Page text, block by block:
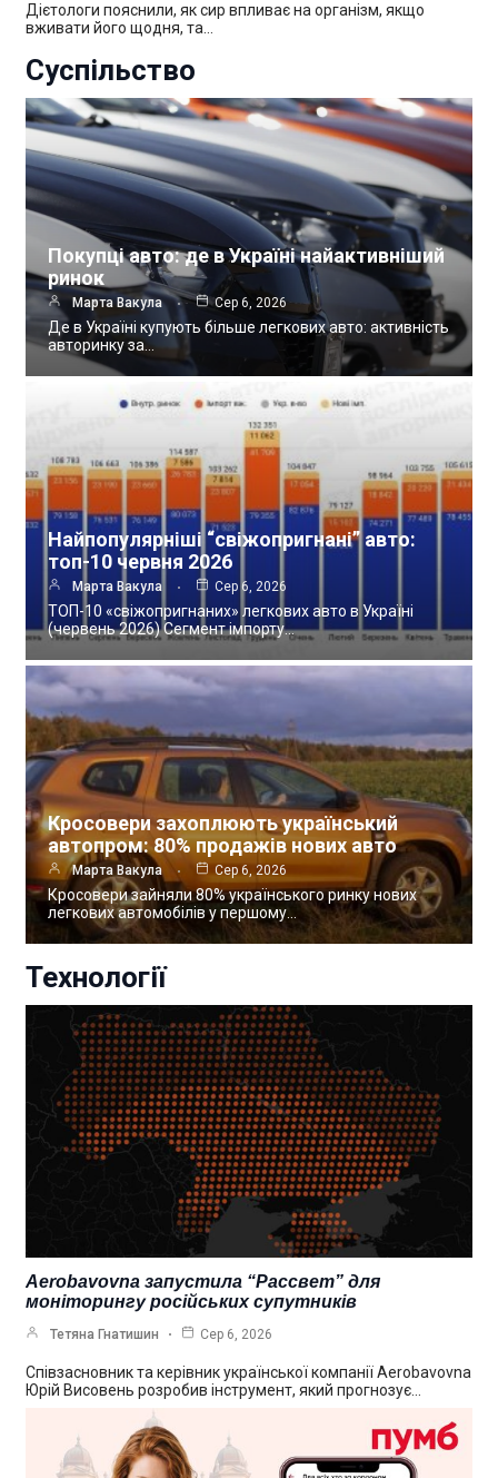
Дієтологи пояснили, як сир впливає на організм, якщо
вживати його щодня, та…
Суспільство
Покупці авто: де в Україні найактивніший
ринок
Марта Вакула Сер 6, 2026
Де в Україні купують більше легкових авто: активність
авторинку за…
Найпопулярніші “свіжопригнані” авто:
топ-10 червня 2026
Марта Вакула Сер 6, 2026
ТОП-10 «свіжопригнаних» легкових авто в Україні
(червень 2026) Сегмент імпорту…
Кросовери захоплюють український
автопром: 80% продажів нових авто
Марта Вакула Сер 6, 2026
Кросовери зайняли 80% українського ринку нових
легкових автомобілів у першому…
Технології
Aerobavovna запустила “Рассвет” для
моніторингу російських супутників
Тетяна Гнатишин Сер 6, 2026
Співзасновник та керівник української компанії Aerobavovna
Юрій Висовень розробив інструмент, який прогнозує…